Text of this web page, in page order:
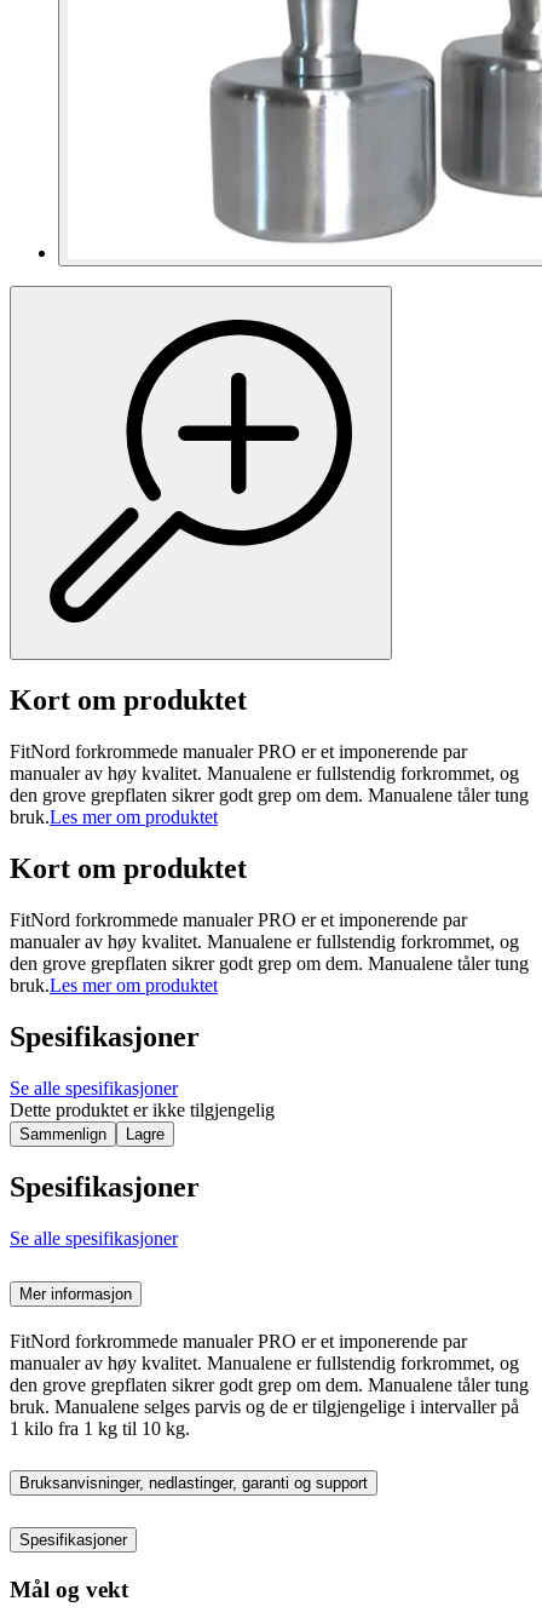
Kort om produktet
FitNord forkrommede manualer PRO er et imponerende par
manualer av høy kvalitet. Manualene er fullstendig forkrommet, og
den grove grepflaten sikrer godt grep om dem. Manualene tåler tung
bruk.Les mer om produktet
Kort om produktet
FitNord forkrommede manualer PRO er et imponerende par
manualer av høy kvalitet. Manualene er fullstendig forkrommet, og
den grove grepflaten sikrer godt grep om dem. Manualene tåler tung
bruk.Les mer om produktet
Spesifikasjoner
Se alle spesifikasjoner
Dette produktet er ikke tilgjengelig
Sammenlign Lagre
Spesifikasjoner
Se alle spesifikasjoner
Mer informasjon
FitNord forkrommede manualer PRO er et imponerende par
manualer av høy kvalitet. Manualene er fullstendig forkrommet, og
den grove grepflaten sikrer godt grep om dem. Manualene tåler tung
bruk. Manualene selges parvis og de er tilgjengelige i intervaller på
1 kilo fra 1 kg til 10 kg.
Bruksanvisninger, nedlastinger, garanti og support
Spesifikasjoner
Mål og vekt